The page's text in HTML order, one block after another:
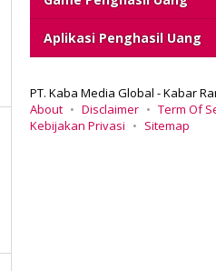
Aplikasi Penghasil Uang
PT. Kaba Media Global - Kabar
About
Disclaimer
Term Of
Kebijakan Privasi
Sitemap